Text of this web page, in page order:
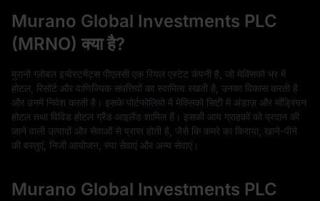
Murano Global Investments PLC
(MRNO) क्या है?
मुरानो ग्लोबल इन्वेस्टमेंट्स पीएलसी एक रियल एस्टेट कंपनी है, जो मेक्सिको भर में
होटल, रिसॉर्ट और वाणिज्यिक संपत्तियों का स्वामित्व रखती है, उनका विकास करती है
और उनमें निवेश करती है। इसके पोर्टफोलियो में मेक्सिको सिटी में अंडाज़ और मॉंड्रियन
होटल तथा विविड होटल ग्रैंड आइलैंड शामिल हैं। इसकी आय ग्राहकों को प्रदान की
जाने वाली उत्पादों और सेवाओं से प्राप्त होती है, जैसे कि कमरे का किराया, खाने-पीने
की वस्तुएं, निजी आयोजन, स्पा सेवाएं और अन्य सेवाएं।
Murano Global Investments PLC